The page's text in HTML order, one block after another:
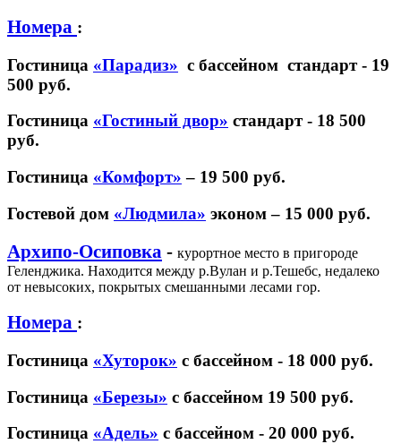
Номера :
Гостиница «Парадиз» с бассейном стандарт - 19
500 руб.
Гостиница «Гостиный двор» стандарт - 18 500
руб.
Гостиница «Комфорт» – 19 500 руб.
Гостевой дом «Людмила» эконом – 15 000 руб.
Архипо-Осиповка - курортное место в пригороде
Геленджика. Находится между р.Вулан и р.Тешебс, недалеко
от невысоких, покрытых смешанными лесами гор.
Номера :
Гостиница «Хуторок» с бассейном - 18 000 руб.
Гостиница «Березы» с бассейном 19 500 руб.
Гостиница «Адель» с бассейном - 20 000 руб.